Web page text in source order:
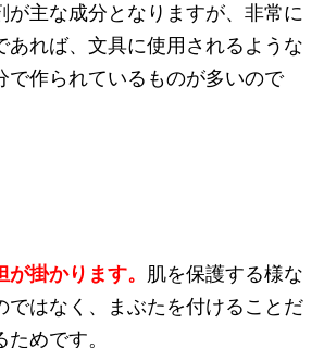
が主な成分となりますが、非常に
あれば、文具に使用されるような
で作られているものが多いので
掛かります。 肌を保護する様な
ではなく、まぶたを付けることだ
めです。